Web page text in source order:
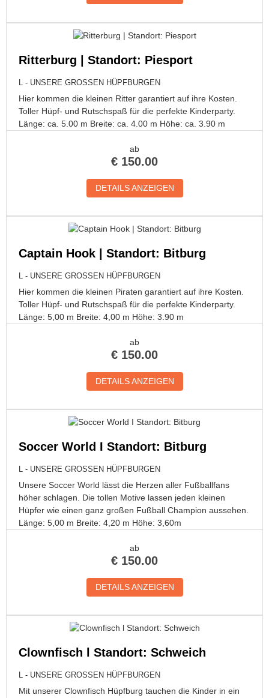
Ritterburg | Standort: Piesport
L - UNSERE GROSSEN HÜPFBURGEN
Hier kommen die kleinen Ritter garantiert auf ihre Kosten.
Toller Hüpf- und Rutschspaß für die perfekte Kinderparty.
Länge: ca. 5.00 m Breite: ca. 4.00 m Höhe: ca. 3.90 m
ab
€ 150.00
DETAILS ANZEIGEN
Captain Hook | Standort: Bitburg
L - UNSERE GROSSEN HÜPFBURGEN
Hier kommen die kleinen Piraten garantiert auf ihre Kosten.
Toller Hüpf- und Rutschspaß für die perfekte Kinderparty.
Länge: 5,00 m Breite: 4,00 m Höhe: 3.90 m
ab
€ 150.00
DETAILS ANZEIGEN
Soccer World I Standort: Bitburg
L - UNSERE GROSSEN HÜPFBURGEN
Unsere Soccer World lässt die Herzen aller Fußballfans
höher schlagen. Die tollen Motive lassen jeden kleinen
Hüpfer wie einen ganz großen Fußball Champion aussehen.
Länge: 5,00 m Breite: 4,20 m Höhe: 3,60m
ab
€ 150.00
DETAILS ANZEIGEN
Clownfisch l Standort: Schweich
L - UNSERE GROSSEN HÜPFBURGEN
Mit unserer Clownfisch Hüpfburg tauchen die Kinder in ein